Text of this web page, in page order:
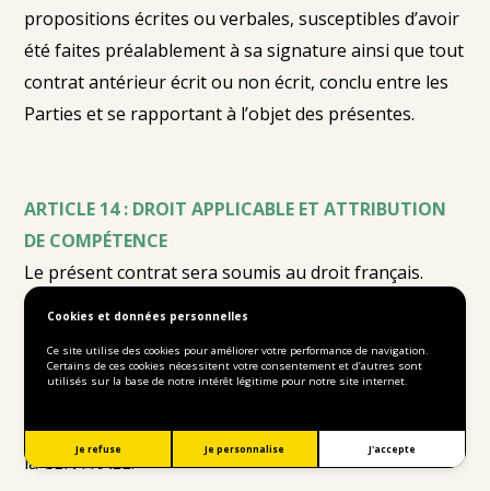
propositions écrites ou verbales, susceptibles d’avoir
été faites préalablement à sa signature ainsi que tout
contrat antérieur écrit ou non écrit, conclu entre les
Parties et se rapportant à l’objet des présentes.
ARTICLE 14 : DROIT APPLICABLE ET ATTRIBUTION
DE COMPÉTENCE
Le présent contrat sera soumis au droit français.
Tous les litiges auxquels le présent contrat pourra
son interprétation, de son exécution, de sa cessation
soumis aux tribunaux compétents du siège social de
la CENTRALE.
Cookies et données personnelles
Ce site utilise des cookies pour améliorer votre performance de navigation.
Certains de ces cookies nécessitent votre consentement et d’autres sont
utilisés sur la base de notre intérêt légitime pour notre site internet.
Je refuse Je personnalise J'accepte